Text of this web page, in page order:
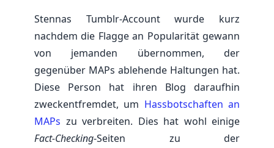
Stennas Tumblr-Account wurde kurz
nachdem die Flagge an Popularität gewann
von jemanden übernommen, der
gegenüber MAPs ablehende Haltungen hat.
Diese Person hat ihren Blog daraufhin
zweckentfremdet, um Hassbotschaften an
MAPs zu verbreiten. Dies hat wohl einige
Fact-Checking-Seiten zu der